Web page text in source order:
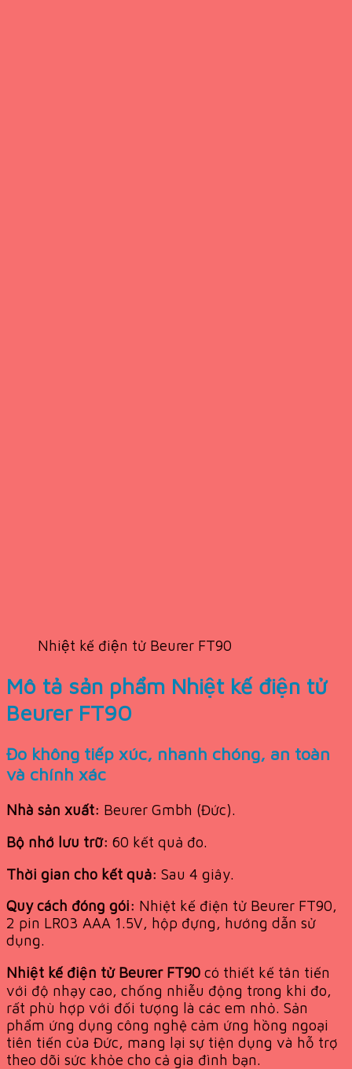
Nhiệt kế điện tử Beurer FT90
Mô tả sản phẩm Nhiệt kế điện tử
Beurer FT90
Đo không tiếp xúc, nhanh chóng, an toàn
và chính xác
Nhà sản xuất: Beurer Gmbh (Đức).
Bộ nhớ lưu trữ: 60 kết quả đo.
Thời gian cho kết quả: Sau 4 giây.
Quy cách đóng gói: Nhiệt kế điện tử Beurer FT90,
2 pin LR03 AAA 1.5V, hộp đựng, hướng dẫn sử
dụng.
Nhiệt kế điện tử Beurer FT90 có thiết kế tân tiến
với độ nhạy cao, chống nhiễu động trong khi đo,
rất phù hợp với đối tượng là các em nhỏ. Sản
phẩm ứng dụng công nghệ cảm ứng hồng ngoại
tiên tiến của Đức, mang lại sự tiện dụng và hỗ trợ
theo dõi sức khỏe cho cả gia đình bạn.